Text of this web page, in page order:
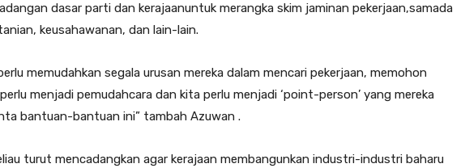
dasar parti dan kerajaanuntuk merangka skim jaminan pekerjaan,samada
keusahawanan, dan lain-lain.
memudahkan segala urusan mereka dalam mencari pekerjaan, memohon
menjadi pemudahcara dan kita perlu menjadi ‘point-person’ yang mereka
bantuan-bantuan ini” tambah Azuwan .
turut mencadangkan agar kerajaan membangunkan industri-industri baharu